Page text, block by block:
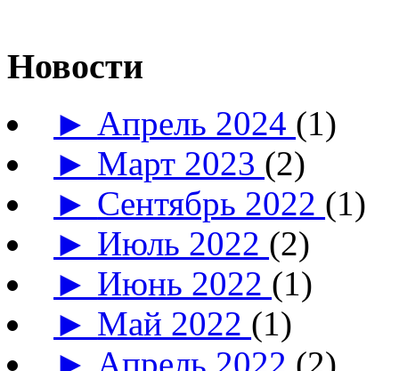
Новости
► Апрель 2024 (1)
► Март 2023 (2)
► Сентябрь 2022 (1)
► Июль 2022 (2)
► Июнь 2022 (1)
► Май 2022 (1)